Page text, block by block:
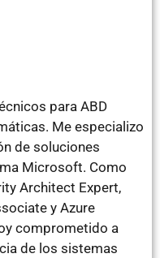
para ABD
Me especializo
de soluciones
Microsoft. Como
Architect Expert,
y Azure
comprometido a
de los sistemas